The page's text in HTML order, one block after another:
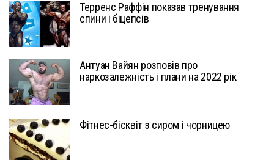
Терренс Раффін показав тренування
спини і біцепсів
Антуан Вайян розповів про
наркозалежність і плани на 2022 рік
Фітнес-бісквіт з сиром і чорницею